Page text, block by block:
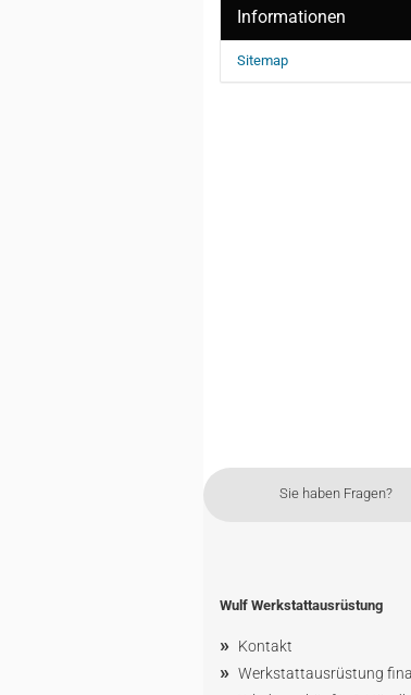
Informationen
Sitemap
Sie haben Fragen?
Wulf Werkstattausrüstung
» Kontakt
» Werkstattausrüstung